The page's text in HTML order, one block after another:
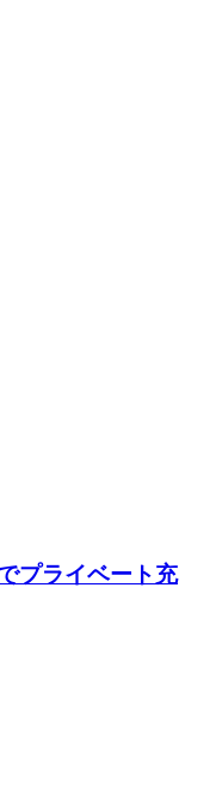
プライベート充